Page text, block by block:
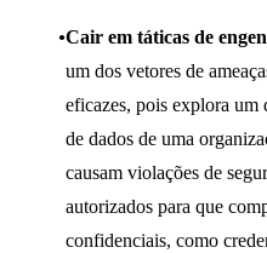
Cair em táticas de
um dos vetores de
eficazes, pois explora um
de dados de uma
causam violações de
autorizados para que
confidenciais, como